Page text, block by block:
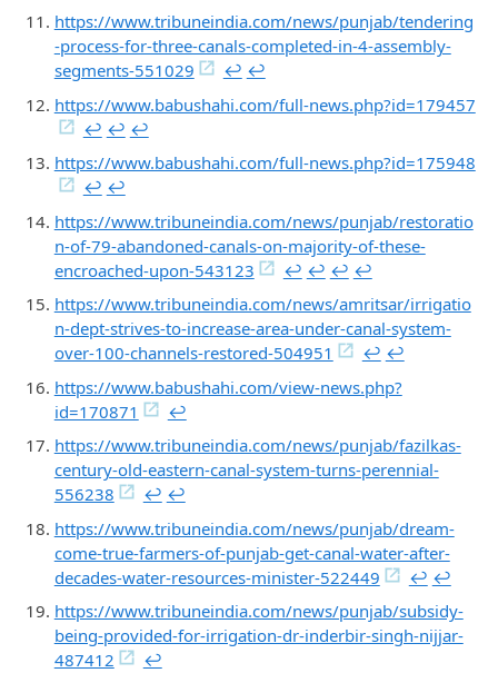
https://www.tribuneindia.com/news/punjab/tendering
-process-for-three-canals-completed-in-4-assembly-
segments-551029
↩︎ ↩︎
https://www.babushahi.com/full-news.php?id=179457
↩︎ ↩︎ ↩︎
https://www.babushahi.com/full-news.php?id=175948
↩︎ ↩︎
https://www.tribuneindia.com/news/punjab/restoratio
n-of-79-abandoned-canals-on-majority-of-these-
encroached-upon-543123
↩︎ ↩︎ ↩︎ ↩︎
https://www.tribuneindia.com/news/amritsar/irrigatio
n-dept-strives-to-increase-area-under-canal-system-
over-100-channels-restored-504951
↩︎ ↩︎
https://www.babushahi.com/view-news.php?
id=170871
↩︎
https://www.tribuneindia.com/news/punjab/fazilkas-
century-old-eastern-canal-system-turns-perennial-
556238
↩︎ ↩︎
https://www.tribuneindia.com/news/punjab/dream-
come-true-farmers-of-punjab-get-canal-water-after-
decades-water-resources-minister-522449
↩︎ ↩︎
https://www.tribuneindia.com/news/punjab/subsidy-
being-provided-for-irrigation-dr-inderbir-singh-nijjar-
487412
↩︎